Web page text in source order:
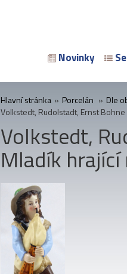
Novinky
Hlavní stránka » Porcelán » Dle
Volkstedt, Rudolstadt, Ernst
Volkstedt,
Mladík hrající